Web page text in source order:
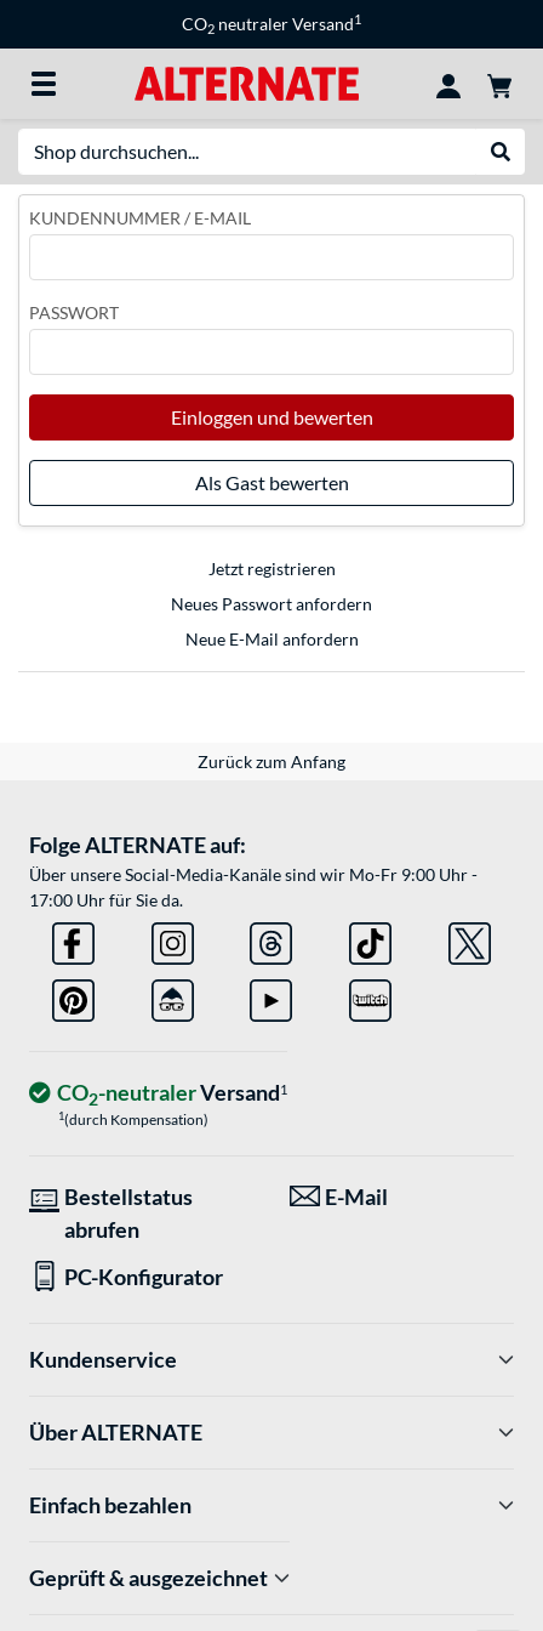
CO2 neutraler Versand1
KUNDENNUMMER / E-MAIL
PASSWORT
Einloggen und bewerten
Als Gast bewerten
Jetzt registrieren
Neues Passwort anfordern
Neue E-Mail anfordern
Zurück zum Anfang
Folge ALTERNATE auf:
Über unsere Social-Media-Kanäle sind wir Mo-Fr 9:00 Uhr -
17:00 Uhr für Sie da.
CO2-neutralerVersand1
1(durch Kompensation)
Bestellstatus
abrufen
E-Mail
PC-Konfigurator
Kundenservice
Über ALTERNATE
Einfach bezahlen
Geprüft & ausgezeichnet